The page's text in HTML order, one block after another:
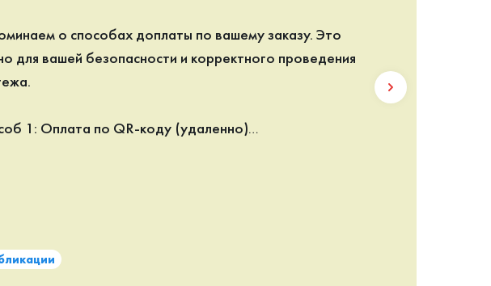
о способах доплаты по вашему заказу. Это
для вашей безопасности и корректного проведения
1: Оплата по QR-коду (удаленно)
вашего банка обязательно должны появиться